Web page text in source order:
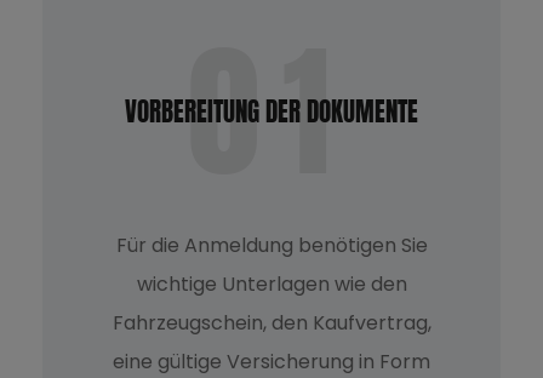
LEISTUNGEN
Fremdachsüberführung
Stellplätze & Platzdienstleistungen
01
VORBEREITUNG DER DOKUMENTE
Für die Anmeldung benötigen Sie
wichtige Unterlagen wie den
Fahrzeugschein, den Kaufvertrag,
eine gültige Versicherung in Form